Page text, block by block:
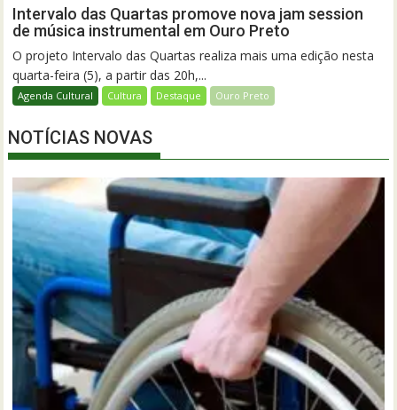
Intervalo das Quartas promove nova jam session
de música instrumental em Ouro Preto
O projeto Intervalo das Quartas realiza mais uma edição nesta
quarta-feira (5), a partir das 20h,...
Agenda Cultural Cultura Destaque Ouro Preto
NOTÍCIAS NOVAS